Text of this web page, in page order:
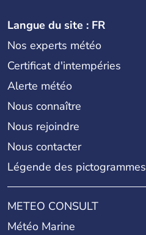
Langue du site : FR
Nos experts météo
Certificat d'intempéries
Alerte météo
Nous connaître
Nous rejoindre
Nous contacter
Légende des pictogrammes
METEO CONSULT
Météo Marine